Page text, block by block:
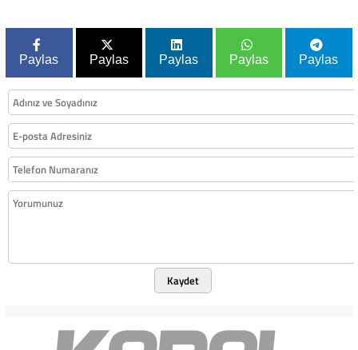
Paylas Paylas Paylas Paylas Paylas
Kaydet